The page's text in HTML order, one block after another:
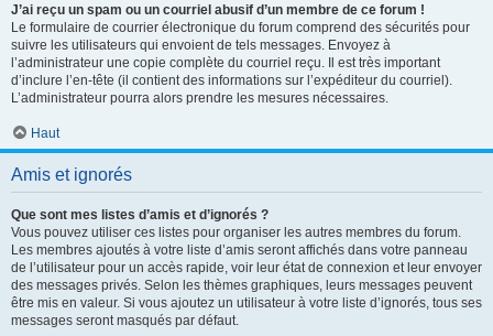
J’ai reçu un spam ou un courriel abusif d’un membre de ce forum !
Le formulaire de courrier électronique du forum comprend des sécurités pour
suivre les utilisateurs qui envoient de tels messages. Envoyez à
l’administrateur une copie complète du courriel reçu. Il est très important
d’inclure l’en-tête (il contient des informations sur l’expéditeur du courriel).
L’administrateur pourra alors prendre les mesures nécessaires.
Haut
Amis et ignorés
Que sont mes listes d’amis et d’ignorés ?
Vous pouvez utiliser ces listes pour organiser les autres membres du forum.
Les membres ajoutés à votre liste d’amis seront affichés dans votre panneau
de l’utilisateur pour un accès rapide, voir leur état de connexion et leur envoyer
des messages privés. Selon les thèmes graphiques, leurs messages peuvent
être mis en valeur. Si vous ajoutez un utilisateur à votre liste d’ignorés, tous ses
messages seront masqués par défaut.